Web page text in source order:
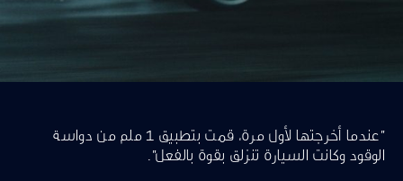
"عندما أخرجتها لأول مرة، قمت بتطبيق 1 ملم من دواسة
الوقود وكانت السيارة تنزلق بقوة بالفعل".